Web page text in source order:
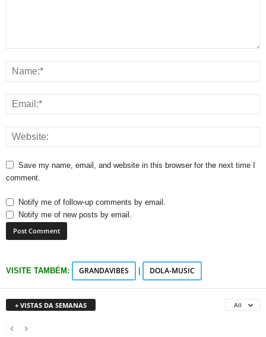
Save my name, email, and website in this browser for the next time I
comment.
Notify me of follow-up comments by email.
Notify me of new posts by email.
VISITE TAMBÉM: GRANDAVIBES DOLA-MUSIC
+ VISTAS DA SEMANAS All